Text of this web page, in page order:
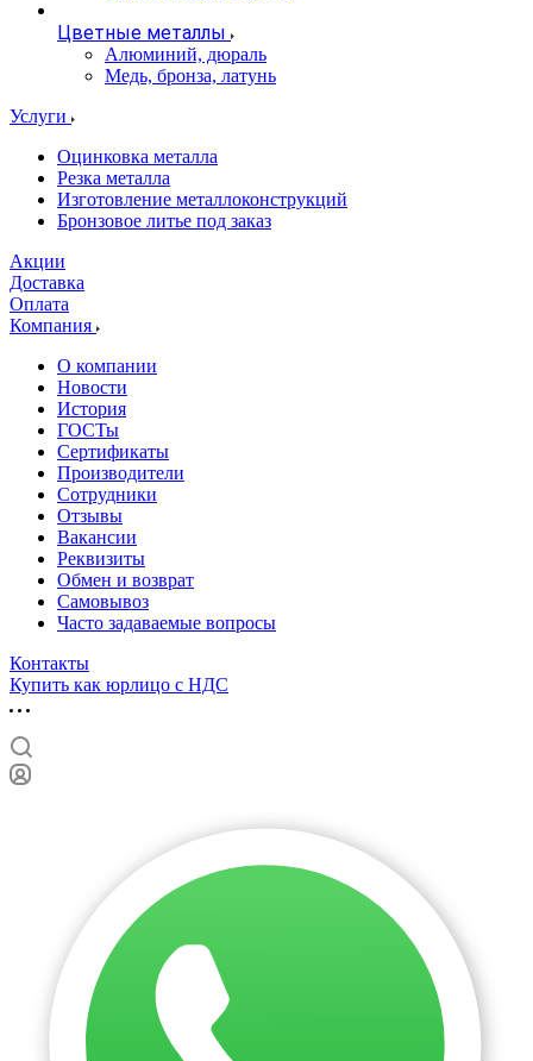
Цветные металлы
Алюминий, дюраль
Медь, бронза, латунь
Услуги
Оцинковка металла
Резка металла
Изготовление металлоконструкций
Бронзовое литье под заказ
Акции
Доставка
Оплата
Компания
О компании
Новости
История
ГОСТы
Сертификаты
Производители
Сотрудники
Отзывы
Вакансии
Реквизиты
Обмен и возврат
Самовывоз
Часто задаваемые вопросы
Контакты
Купить как юрлицо с НДС